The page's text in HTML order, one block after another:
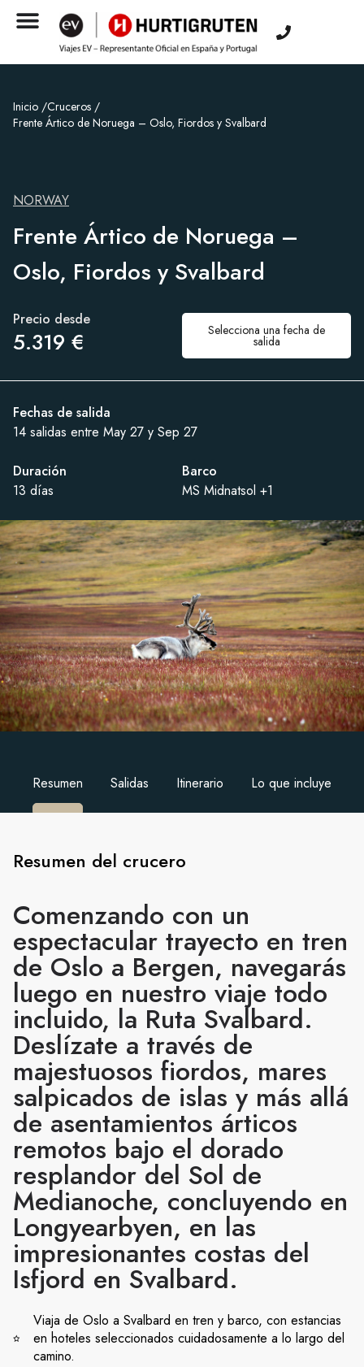
Inicio /Cruceros /
Frente Ártico de Noruega – Oslo, Fiordos y Svalbard
NORWAY
Frente Ártico de Noruega –
Oslo, Fiordos y Svalbard
Precio desde
5.319 € Selecciona una fecha de
salida
Fechas de salida
14 salidas entre May 27 y Sep 27
Duración
13 días
Barco
MS Midnatsol +1
Resumen Salidas Itinerario Lo que incluye
Resumen del crucero
Comenzando con un
espectacular trayecto en tren
de Oslo a Bergen, navegarás
luego en nuestro viaje todo
incluido, la Ruta Svalbard.
Deslízate a través de
majestuosos fiordos, mares
salpicados de islas y más allá
de asentamientos árticos
remotos bajo el dorado
resplandor del Sol de
Medianoche, concluyendo en
Longyearbyen, en las
impresionantes costas del
Isfjord en Svalbard.
Viaja de Oslo a Svalbard en tren y barco, con estancias
en hoteles seleccionados cuidadosamente a lo largo del
camino.